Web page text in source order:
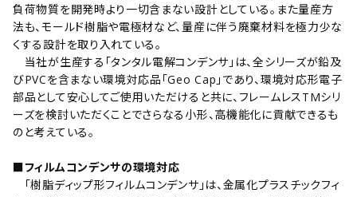
負荷物質を開発時より一切含まない設計としている。また量産方
法も、モールド樹脂や電極材など、量産に伴う廃棄材料を極力少な
くする設計を取り入れている。
当社が生産する｢タンタル電解コンデンサ｣は、全シリーズが鉛及
びPVCを含まない環境対応品｢Geo Cap｣であり、環境対応形電子
部品として安心してご使用いただけると共に、 フレームレスTMシリ
ーズを検討いただくことでさらなる小形、高機能化に貢献できるも
のと考えている。
■フィルムコンデンサの環境対応
｢樹脂ディップ形フィルムコンデンサ｣は、金属化プラスチックフィ